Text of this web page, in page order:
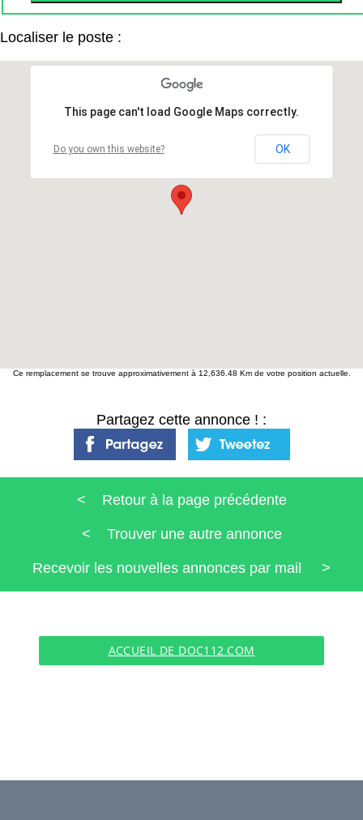
Localiser le poste :
This page can't load Google Maps correctly.
Do you own this website? OK
Ce remplacement se trouve approximativement à 12,636.48 Km de votre position actuelle.
Partagez cette annonce ! :
< Retour à la page précédente
< Trouver une autre annonce
Recevoir les nouvelles annonces par mail >
ACCUEIL DE DOC112.COM